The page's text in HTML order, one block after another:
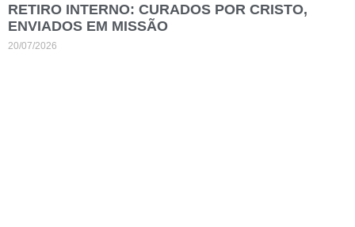
RETIRO INTERNO: CURADOS POR CRISTO,
ENVIADOS EM MISSÃO
20/07/2026